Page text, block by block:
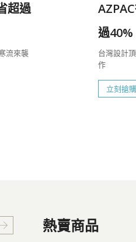
超過
流來襲
過40%
台灣設計
作
立刻搶購
熱賣商品